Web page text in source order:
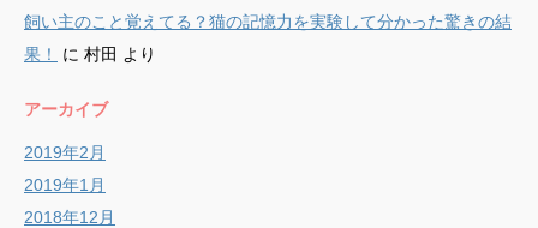
飼い主のこと覚えてる？猫の記憶力を実験して分かった驚きの結
果！
に 村田 より
アーカイブ
2019年2月
2019年1月
2018年12月